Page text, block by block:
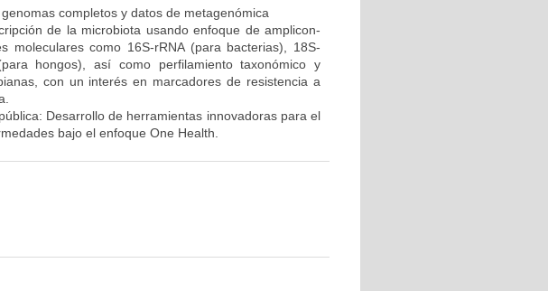
completos y datos de metagenómica
de la microbiota usando enfoque de amplicon-
moleculares como 16S-rRNA (para bacterias), 18S-
hongos), así como perfilamiento taxonómico y
con un interés en marcadores de resistencia a
Desarrollo de herramientas innovadoras para el
bajo el enfoque One Health.